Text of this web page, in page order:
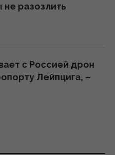
разозлить
с Россией дрон
Лейпцига, –
СМИ раскрыли, кто
от дрона в